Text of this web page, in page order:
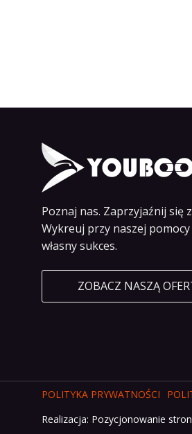
Poznaj nas. Zaprzyjaźnij się
Wykreuj przy naszej
własny sukces.
ZOBACZ NASZĄ
POLITYKA PRYWATNOŚCI
Realizacja: Pozycjonowanie stron